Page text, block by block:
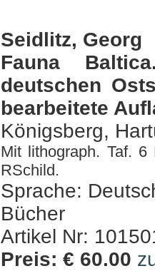
Seidlitz, Georg
Fauna
deutschen
bearbeitete
Königsberg,
Mit lithograph. Taf.
RSchild.
Sprache:
Bücher
Artikel Nr:
Preis: € 60.00